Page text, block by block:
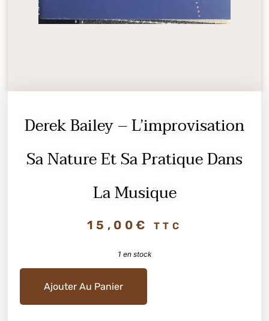
Derek Bailey – L’improvisation
Sa Nature Et Sa Pratique Dans
La Musique
15,00 € TTC
1 en stock
Ajouter Au Panier